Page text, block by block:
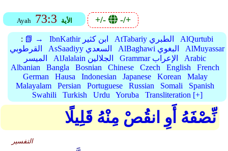
Ayah 73:3 الأية +/- -/+
: 📗 → IbnKathir ابن كثير AtTabariy الطبري
AlQurtubi
القرطوبي
AsSaadiyy السعدي AlBaghawi البغوي
AlMuyassar
الميسر
AlJalalain الجلالين Grammar الإعراب
Arabic
Albanian
Bangla Bosnian Chinese Czech English
French
German
Hausa Indonesian Japanese Korean
Malay
Malayalam
Persian Portuguese Russian Somali
Spanish
Swahili
Turkish Urdu Yoruba Transliteration [+]
نِّصْفَهُ أَوِ انقُصْ مِنْهُ قَلِيلًا
التفسير